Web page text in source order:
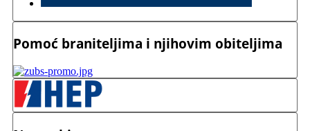
Pomoć braniteljima i njihovim obiteljima